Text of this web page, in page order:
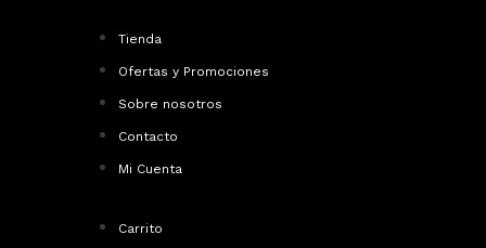
Tienda
Ofertas y Promociones
Sobre nosotros
Contacto
Mi Cuenta
Carrito